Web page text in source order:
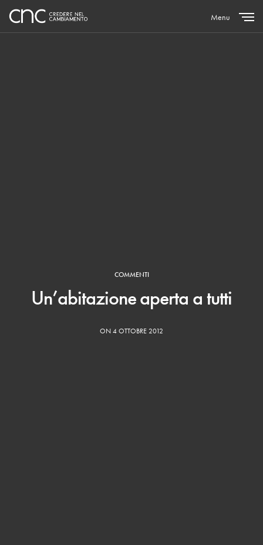
Menu
COMMENTI
Un’abitazione aperta a tutti
ON 4 OTTOBRE 2012